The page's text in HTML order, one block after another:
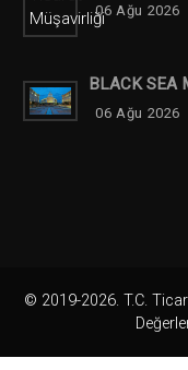
06 Ağu 2026
BLACK SEA
06 Ağu 2026
© 2019-2026. T.C.